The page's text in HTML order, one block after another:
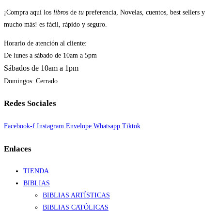
¡Compra aquí los libros de tu preferencia, Novelas, cuentos, best sellers y
mucho más! es fácil, rápido y seguro.
Horario de atención al cliente:
De lunes a sábado de 10am a 5pm
Sábados de 10am a 1pm
Domingos: Cerrado
Redes Sociales
Facebook-f Instagram Envelope Whatsapp Tiktok
Enlaces
TIENDA
BIBLIAS
BIBLIAS ARTÍSTICAS
BIBLIAS CATÓLICAS